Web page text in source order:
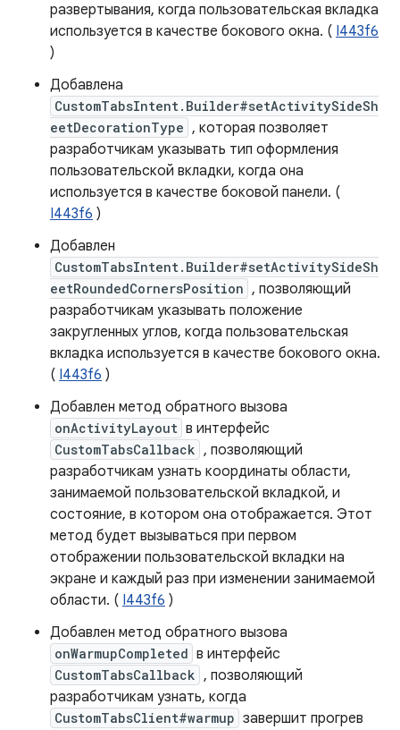
развертывания, когда пользовательская вкладка
используется в качестве бокового окна. ( I443f6
)
Добавлена
CustomTabsIntent.Builder#setActivitySideSh
eetDecorationType , которая позволяет
разработчикам указывать тип оформления
пользовательской вкладки, когда она
используется в качестве боковой панели. (
I443f6 )
Добавлен
CustomTabsIntent.Builder#setActivitySideSh
eetRoundedCornersPosition , позволяющий
разработчикам указывать положение
закругленных углов, когда пользовательская
вкладка используется в качестве бокового окна.
( I443f6 )
Добавлен метод обратного вызова
onActivityLayout в интерфейс
CustomTabsCallback , позволяющий
разработчикам узнать координаты области,
занимаемой пользовательской вкладкой, и
состояние, в котором она отображается. Этот
метод будет вызываться при первом
отображении пользовательской вкладки на
экране и каждый раз при изменении занимаемой
области. ( I443f6 )
Добавлен метод обратного вызова
onWarmupCompleted в интерфейс
CustomTabsCallback , позволяющий
разработчикам узнать, когда
CustomTabsClient#warmup завершит прогрев